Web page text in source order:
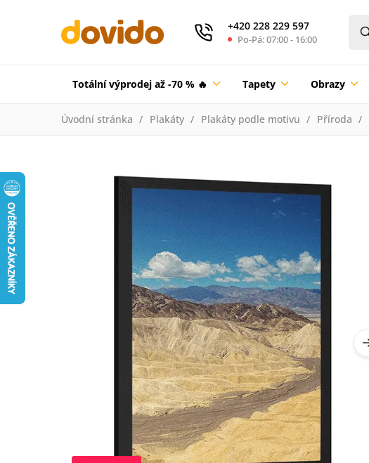
+420 228 229 597
Po-Pá: 07:00 - 16:00
Totální výprodej až -70 % 🔥 Tapety Obrazy
Úvodní stránka Plakáty Plakáty podle motivu Příroda